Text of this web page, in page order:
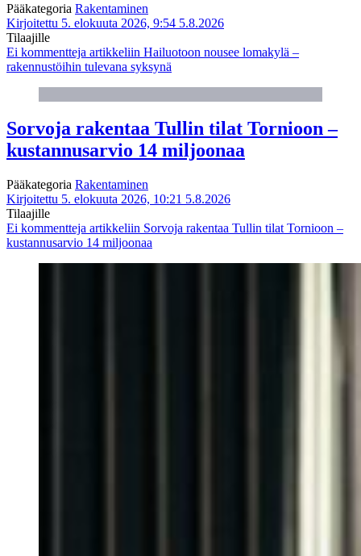
Pääkategoria Rakentaminen
Kirjoitettu 5. elokuuta 2026, 9:54 5.8.2026
Tilaajille
Ei kommentteja artikkeliin Hailuotoon nousee lomakylä –
rakennustöihin tulevana syksynä
Sorvoja rakentaa Tullin tilat Tornioon –
kustannusarvio 14 miljoonaa
Pääkategoria Rakentaminen
Kirjoitettu 5. elokuuta 2026, 10:21 5.8.2026
Tilaajille
Ei kommentteja artikkeliin Sorvoja rakentaa Tullin tilat Tornioon –
kustannusarvio 14 miljoonaa